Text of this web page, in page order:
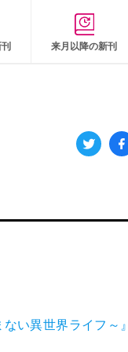
来月以降の新刊
い異世界ライフ～』